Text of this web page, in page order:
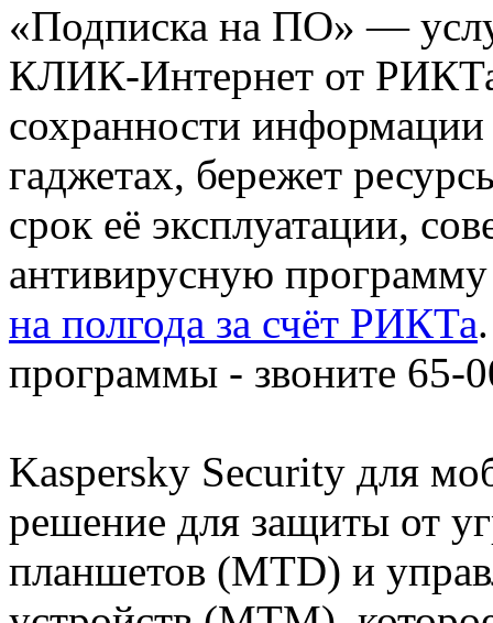
«Подписка на ПО» —
КЛИК-Интернет от
сохранности
гаджетах, бережет
срок её эксплуатации,
антивирусную
на полгода за счёт РИКТа
программы - звоните 65-
Kaspersky Security для
решение для защиты от
планшетов (MTD) и